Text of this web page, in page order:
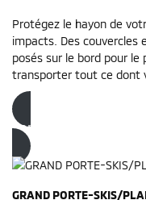
Protégez le hayon de
impacts. Des couvercles
posés sur le bord pour
transporter tout ce dont
Commandez dès
GRAND PORTE-SKIS/